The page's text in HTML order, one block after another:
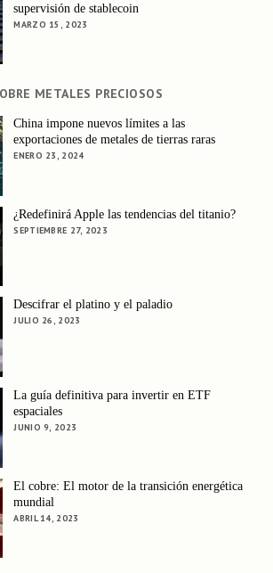
supervisión de stablecoin
MARZO 15, 2023
METALES PRECIOSOS
China impone nuevos límites a las
exportaciones de metales de tierras raras
ENERO 23, 2024
¿Redefinirá Apple las tendencias del titanio?
SEPTIEMBRE 27, 2023
Descifrar el platino y el paladio
JULIO 26, 2023
La guía definitiva para invertir en ETF
espaciales
JUNIO 9, 2023
El cobre: El motor de la transición energética
mundial
ABRIL 14, 2023